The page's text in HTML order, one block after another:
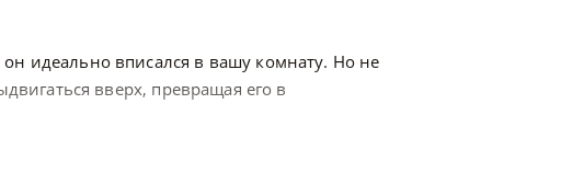
идеально вписался в вашу комнату. Но не
вверх, превращая его в